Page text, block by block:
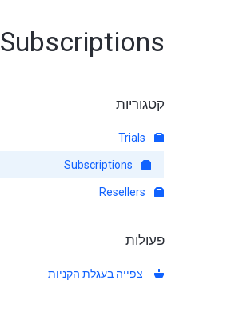
Subscriptions
קטגוריות
פעולות
צפייה בעגלת הקניות